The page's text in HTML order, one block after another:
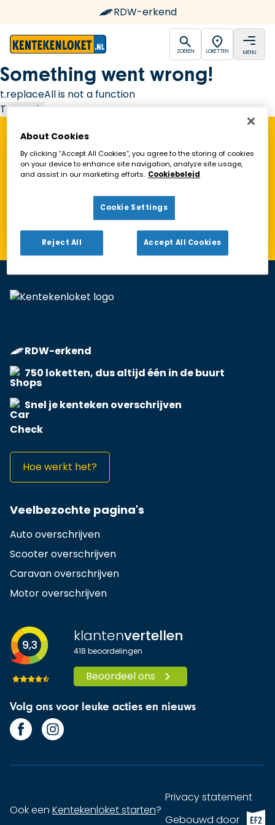
RDW-erkend
open
ZOEKEN LOKETTEN MENU
Something went wrong!
t.replaceAll is not a function
Try again
Vind een Kentekenloket in de buurt!
Toon alleen geopende loketten
RDW-erkend
750 loketten, dus altijd één in de buurt
Snel je kenteken overschrijven
Hoe werkt het?
Veelbezochte pagina's
Auto overschrijven
Scooter overschrijven
Caravan overschrijven
Motor overschrijven
9,3 klantenvertellen
418 beoordelingen
Beoordeel ons
Volg ons voor leuke acties en nieuws
Ook een Kentekenloket starten?
Privacy statement
Gebouwd doorEF2
About Cookies
By clicking “Accept All Cookies”, you agree to the storing of cookies
on your device to enhance site navigation, analyze site usage,
and assist in our marketing efforts. Cookiebeleid
Cookie Settings
Reject All Accept All Cookies